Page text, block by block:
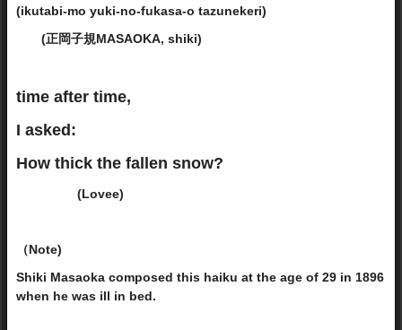
(ikutabi-mo yuki-no-fukasa-o tazunekeri)
(正岡子規MASAOKA, shiki)
time after time,
I asked:
How thick the fallen snow?
(Lovee)
（Note)
Shiki Masaoka composed this haiku at the age of 29 in 1896
when he was ill in bed.